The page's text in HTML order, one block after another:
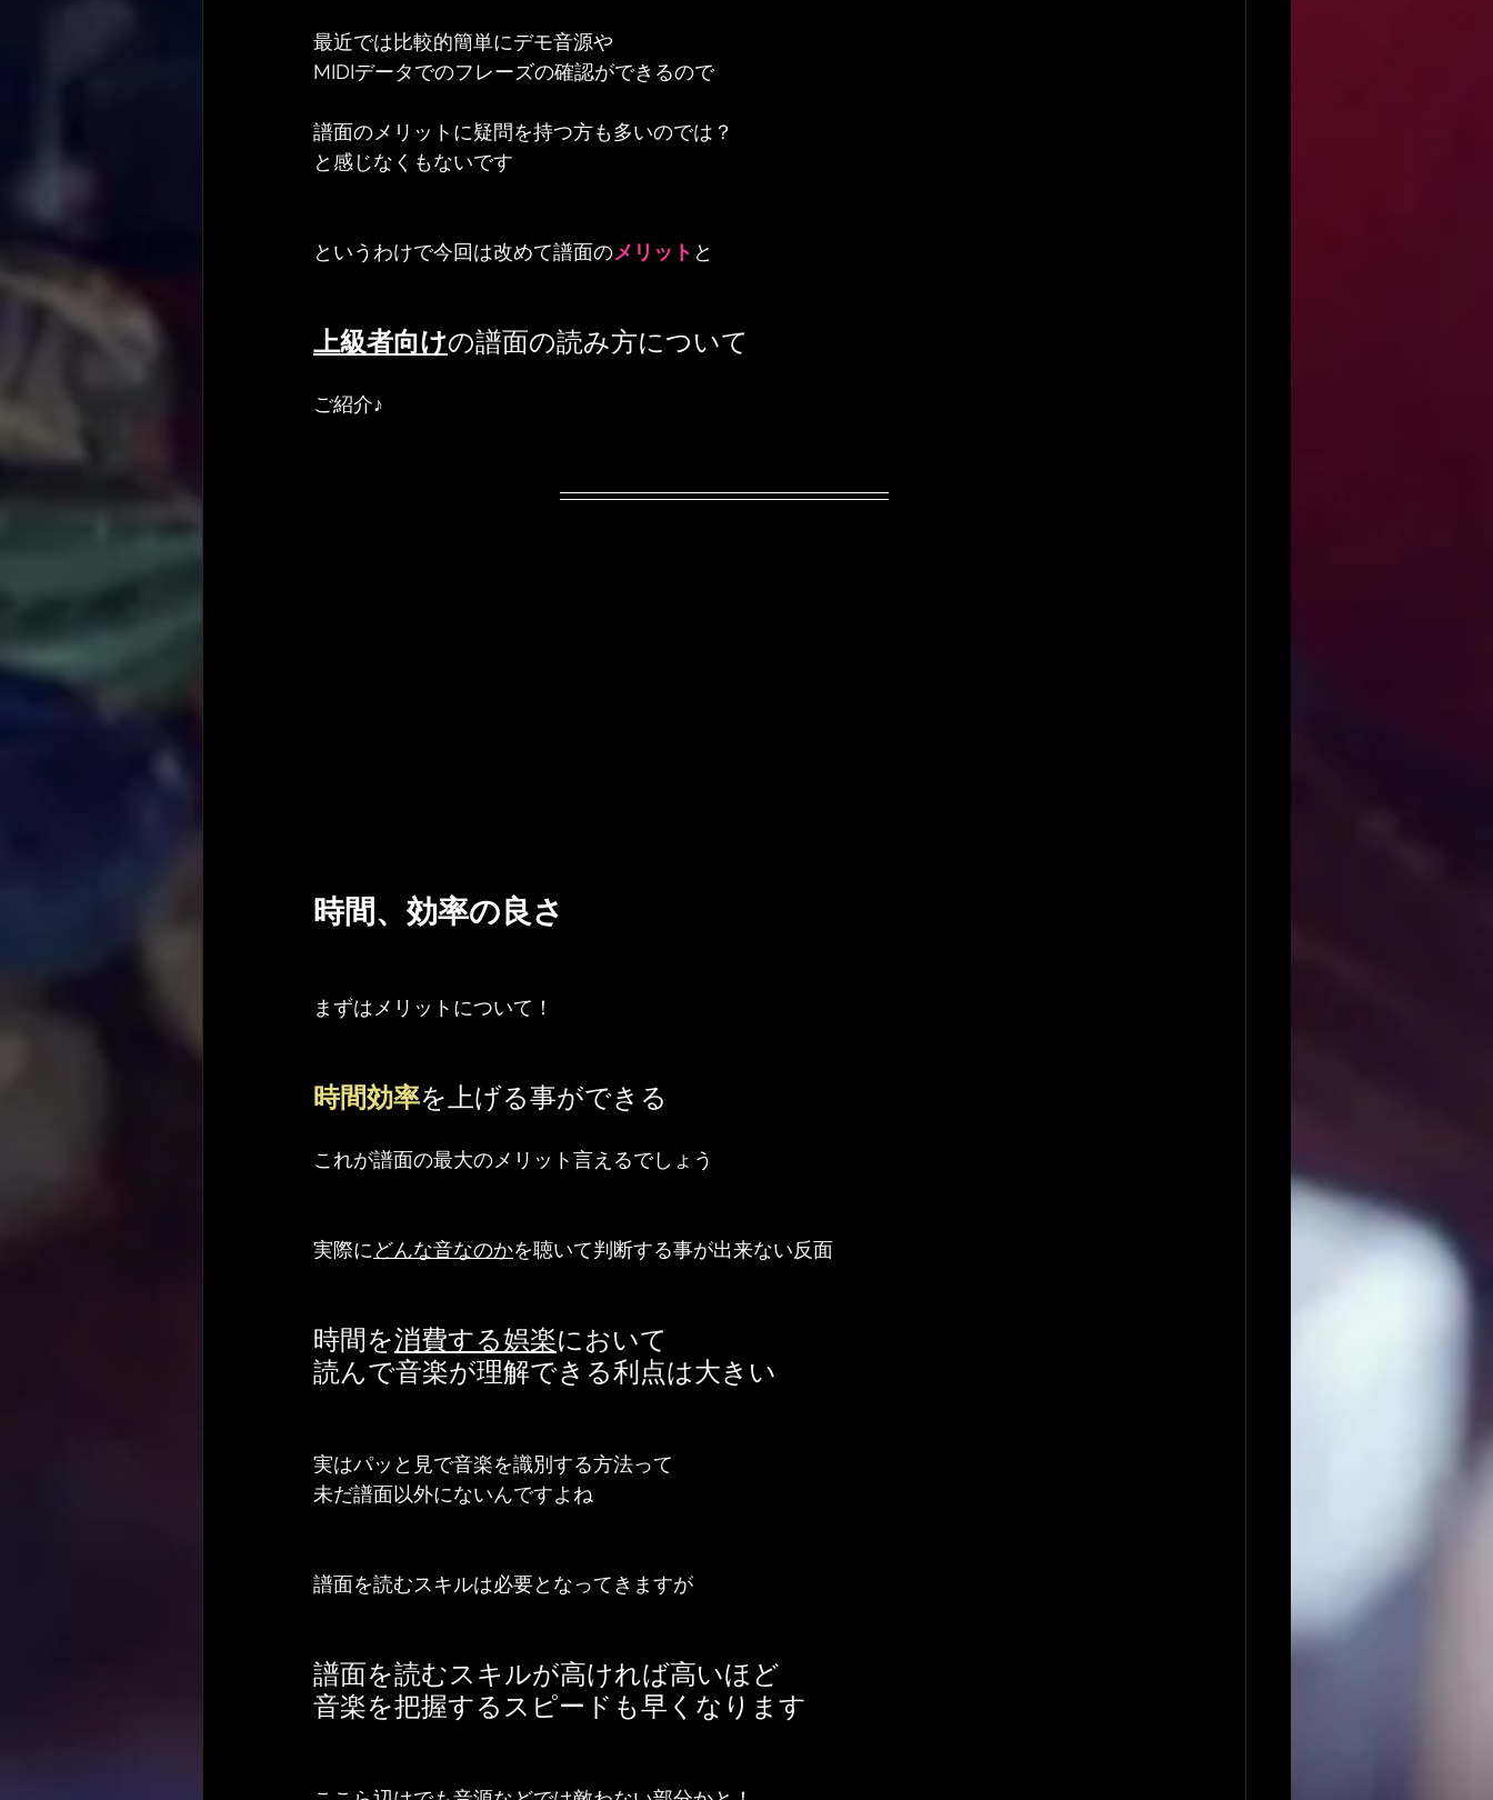
最近では比較的簡単にデモ音源や
MIDIデータでのフレーズの確認ができるので
譜面のメリットに疑問を持つ方も多いのでは？
と感じなくもないです
というわけで今回は改めて譜面のメリット と
上級者向けの譜面の読み方について
ご紹介♪
時間、効率の良さ
まずはメリットについて！
時間効率を上げる事ができる
これが譜面の最大のメリット言えるでしょう
実際にどんな音なのかを聴いて判断する事が出来ない反面
時間を消費する娯楽において
読んで音楽が理解できる利点は大きい
実はパッと見で音楽を識別する方法って
未だ譜面以外にないんですよね
譜面を読むスキルは必要となってきますが
譜面を読むスキルが高ければ高いほど
音楽を把握するスピードも早くなります